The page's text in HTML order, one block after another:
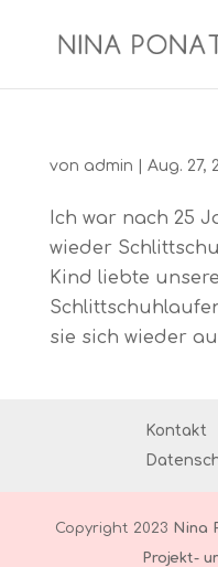
von admin Aug. 27,
Ich war nach 25
wieder
Kind liebte
sie sich wieder
Kontakt
Copyright 2023 Nina
Projekt-